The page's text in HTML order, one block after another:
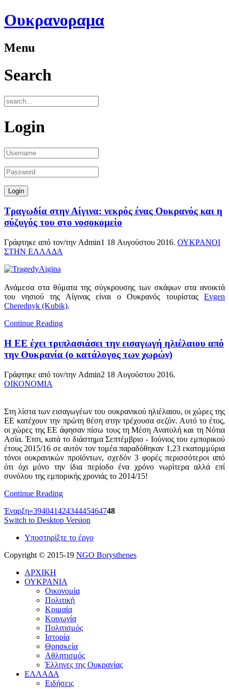
Ουκρανοραμα
Menu
Search
Login
Τραγωδία στην Αίγινα: νεκρός ένας Ουκρανός και η
σύζυγός του στο νοσοκομείο
Γράφτηκε από τον/την Admin1 18 Αυγούστου 2016. ΟΥΚΡΑΝΟΙ
ΣΤΗΝ ΕΛΛΑΔΑ
Ανάμεσα στα θύματα της σύγκρουσης των σκάφων στα ανοικτά
του νησιού της Αίγινας είναι ο Ουκρανός τουρίστας Evgen
Cherednyk (Kubik).
Continue Reading
Η ΕΕ έχει τριπλασιάσει την εισαγωγή ηλιέλαιου από
την Ουκρανία (ο κατάλογος των χωρών)
Γράφτηκε από τον/την Admin2 18 Αυγούστου 2016.
ΟΙΚΟΝΟΜΙΑ
Στη λίστα των εισαγωγέων του ουκρανικού ηλιέλαιου, οι χώρες της
ΕΕ κατέχουν την πρώτη θέση στην τρέχουσα σεζόν. Αυτό το έτος,
οι χώρες της ΕΕ άφησαν πίσω τους τη Μέση Ανατολή και τη Νότια
Ασία. Έτσι, κατά το διάστημα Σεπτέμβριο - Ιούνιος του εμπορικού
έτους 2015/16 σε αυτόν τον τομέα παραδόθηκαν 1,23 εκατομμύρια
τόνοι ουκρανικών προϊόντων, σχεδόν 3 φορές περισσότεροι από
ότι όχι μόνο την ίδια περίοδο ένα χρόνο νωρίτερα αλλά επί
συνόλου της εμπορικής χρονιάς το 2014/15!
Continue Reading
Έναρξη«39404142434445464748
Switch to Desktop Version
Υποστηρίξτε το έργο
Copyright © 2015-19 NGO Borysthenes
ΑΡΧΙΚΗ
ΟΥΚΡΑΝΙΑ
Οικονομία
Πολιτική
Κριμαία
Κοινωνία
Πολιτισμός
Ιστορία
Θρησκεία
Αθλητισμός
Έλληνες της Ουκρανίας
ΕΛΛΑΔΑ
Ειδήσεις